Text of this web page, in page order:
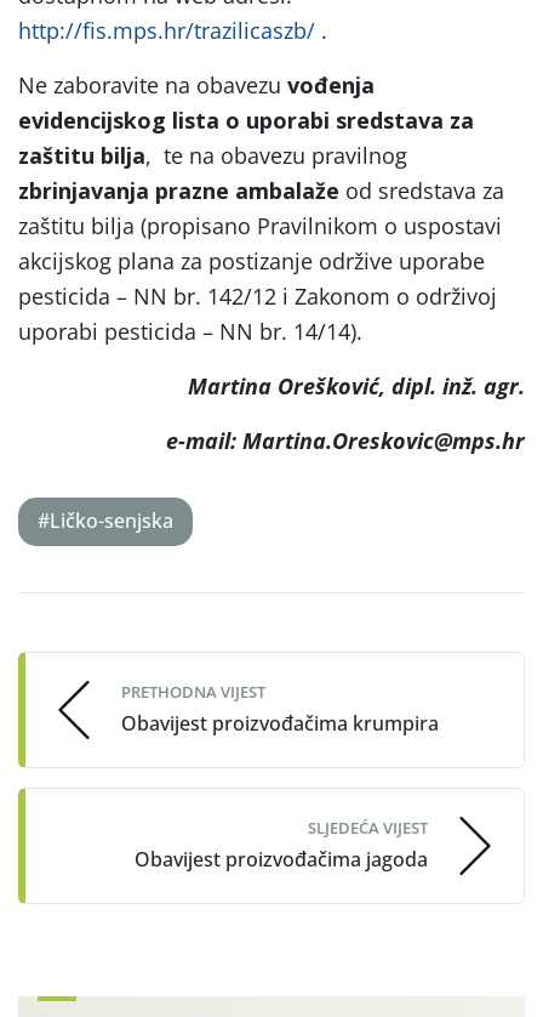
http://fis.mps.hr/trazilicaszb/ .
Ne zaboravite na obavezu vođenja
evidencijskog lista o uporabi sredstava za
zaštitu bilja, te na obavezu pravilnog
zbrinjavanja prazne ambalaže od sredstava za
zaštitu bilja (propisano Pravilnikom o uspostavi
akcijskog plana za postizanje održive uporabe
pesticida – NN br. 142/12 i Zakonom o održivoj
uporabi pesticida – NN br. 14/14).
Martina Orešković, dipl. inž. agr.
e-mail: Martina.Oreskovic@mps.hr
#Ličko-senjska
navigation
PRETHODNA VIJEST
Obavijest proizvođačima krumpira
SLJEDEĆA VIJEST
Obavijest proizvođačima jagoda